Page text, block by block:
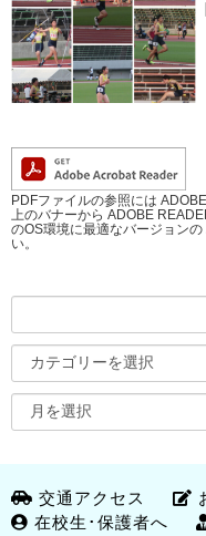
PDFファイルの参照には
上のバナーから ADOBE
のOS環境に最適なバージョン
い。
交通アクセス
在校生･保護者へ